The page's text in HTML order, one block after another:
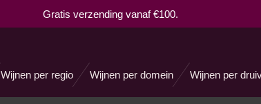
Gratis verzending vanaf €100.
Wijnen per regio Wijnen per domein Wijnen per